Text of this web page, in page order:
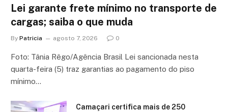
Lei garante frete mínimo no transporte de
cargas; saiba o que muda
By Patricia agosto 7, 2026 0
Foto: Tânia Rêgo/Agência Brasil Lei sancionada nesta
quarta-feira (5) traz garantias ao pagamento do piso
mínimo…
Camaçari certifica mais de 250